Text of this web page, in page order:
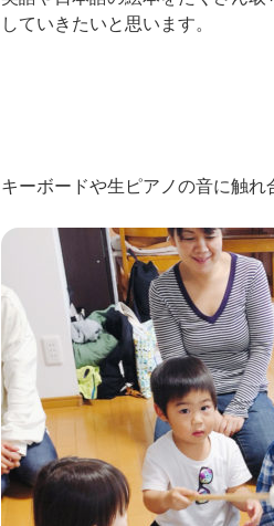
していきたいと思います。
キーボードや生ピアノの音に触れ